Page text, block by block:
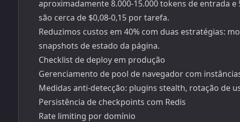
aproximadamente 8.000-15.000 tokens de entrada
são cerca de $0,08-0,15 por tarefa.
Reduzimos custos em 40% com duas estratégias:
snapshots de estado da página.
Checklist de deploy em produção
Gerenciamento de pool de navegador com
Medidas anti-detecção: plugins stealth, rotação de
Persistência de checkpoints com Redis
Rate limiting por domínio